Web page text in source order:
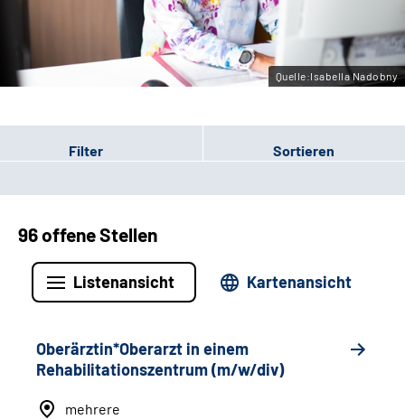
Leichte Sprache
Quelle:Isabella Nadobny
Filter Sortieren
96 offene Stellen
Listenansicht Kartenansicht
Oberärztin*Oberarzt in einem
Rehabilitationszentrum (m/w/div)
mehrere